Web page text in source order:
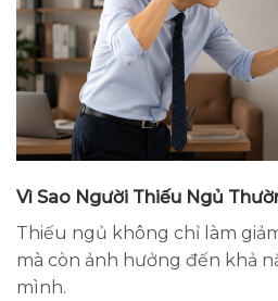
Vì Sao Người Thiếu Ngủ
Thiếu ngủ không chỉ làm
mà còn ảnh hưởng đến khả
mình.